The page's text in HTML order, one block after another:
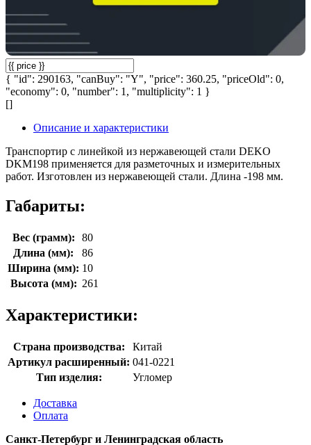
{ "id": 290163, "canBuy": "Y", "price": 360.25, "priceOld": 0,
"economy": 0, "number": 1, "multiplicity": 1 }
[]
Описание и характеристики
Транспортир с линейкой из нержавеющей стали DEKO
DKM198 применяется для разметочных и измерительных
работ. Изготовлен из нержавеющей стали. Длина -198 мм.
Габариты:
Вес (грамм):
80
Длина (мм):
86
Ширина (мм): 10
Высота (мм): 261
Характеристики:
Страна производства:
Китай
Артикул расширенный: 041-0221
Тип изделия:
Угломер
Доставка
Оплата
Санкт-Петербург и Ленинградская область